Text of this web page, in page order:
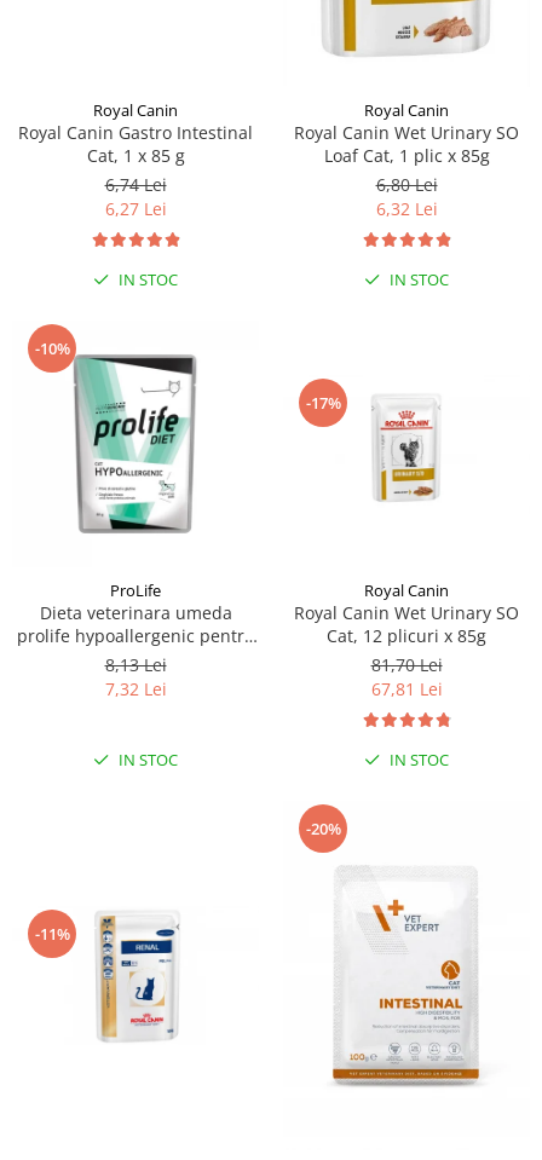
Curatare Ochi
Igiena Catel
Igiena Interior
Perii si descalcitoare caini
Paturi, perne si cosuri pentru pisici
Recompense Delicioase
Royal Canin
Royal Canin Gastro Intestinal
Cat, 1 x 85 g
6,74 Lei
6,27 Lei
IN STOC
Royal Canin
Royal Canin Wet Urinary SO
Loaf Cat, 1 plic x 85g
6,80 Lei
6,32 Lei
IN STOC
-10%
ProLife
Dieta veterinara umeda
prolife hypoallergenic pentru
pisici plic 85g
8,13 Lei
7,32 Lei
IN STOC
-17%
Royal Canin
Royal Canin Wet Urinary SO
Cat, 12 plicuri x 85g
81,70 Lei
67,81 Lei
IN STOC
-11%
-20%